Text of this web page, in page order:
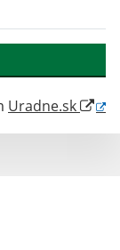
Uradne.sk